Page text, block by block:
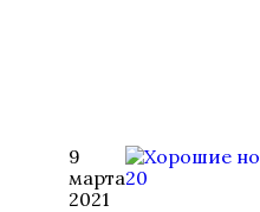
9
марта
2021